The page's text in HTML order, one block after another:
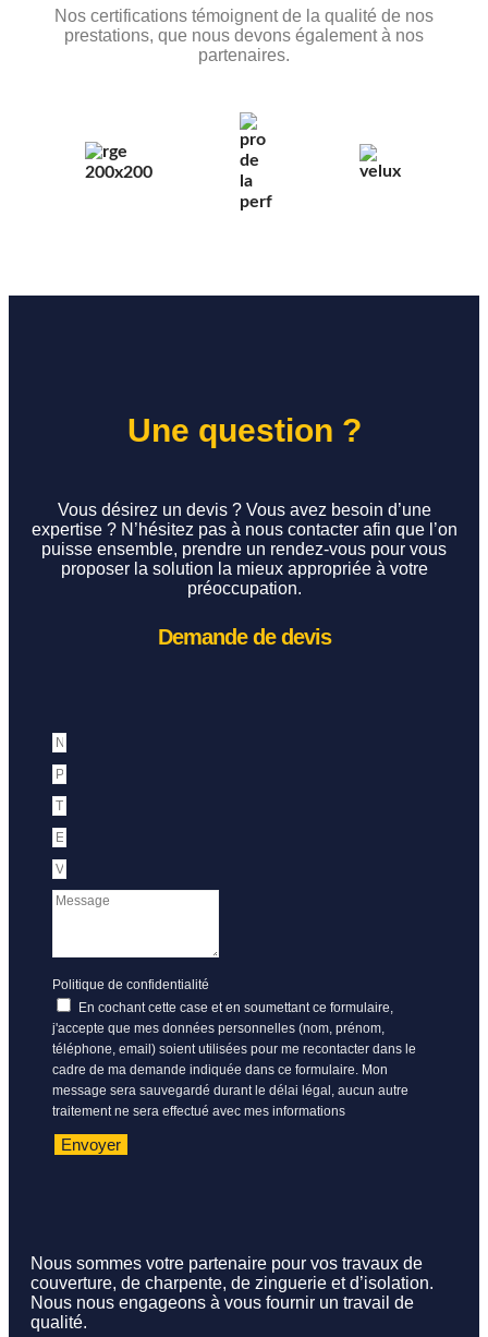
Nos certifications témoignent de la qualité de nos
prestations, que nous devons également à nos
partenaires.
Une question ?
Vous désirez un devis ? Vous avez besoin d’une
expertise ? N’hésitez pas à nous contacter afin que l’on
puisse ensemble, prendre un rendez-vous pour vous
proposer la solution la mieux appropriée à votre
préoccupation.
Demande de devis
Politique de confidentialité
En cochant cette case et en soumettant ce formulaire,
j'accepte que mes données personnelles (nom, prénom,
téléphone, email) soient utilisées pour me recontacter dans le
cadre de ma demande indiquée dans ce formulaire. Mon
message sera sauvegardé durant le délai légal, aucun autre
traitement ne sera effectué avec mes informations
Envoyer
Nous sommes votre partenaire pour vos travaux de
couverture, de charpente, de zinguerie et d’isolation.
Nous nous engageons à vous fournir un travail de
qualité.